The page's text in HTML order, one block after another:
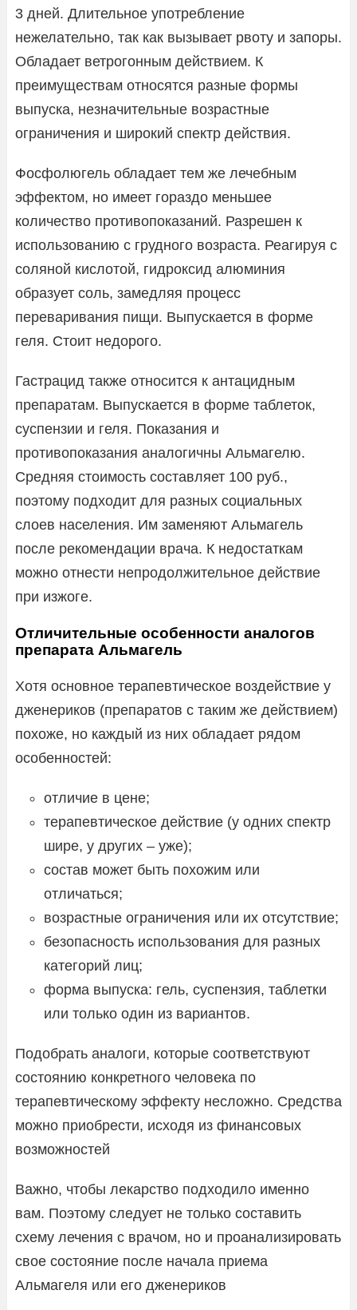
3 дней. Длительное употребление
нежелательно, так как вызывает рвоту и запоры.
Обладает ветрогонным действием. К
преимуществам относятся разные формы
выпуска, незначительные возрастные
ограничения и широкий спектр действия.
Фосфолюгель обладает тем же лечебным
эффектом, но имеет гораздо меньшее
количество противопоказаний. Разрешен к
использованию с грудного возраста. Реагируя с
соляной кислотой, гидроксид алюминия
образует соль, замедляя процесс
переваривания пищи. Выпускается в форме
геля. Стоит недорого.
Гастрацид также относится к антацидным
препаратам. Выпускается в форме таблеток,
суспензии и геля. Показания и
противопоказания аналогичны Альмагелю.
Средняя стоимость составляет 100 руб.,
поэтому подходит для разных социальных
слоев населения. Им заменяют Альмагель
после рекомендации врача. К недостаткам
можно отнести непродолжительное действие
при изжоге.
Отличительные особенности аналогов
препарата Альмагель
Хотя основное терапевтическое воздействие у
дженериков (препаратов с таким же действием)
похоже, но каждый из них обладает рядом
особенностей:
отличие в цене;
терапевтическое действие (у одних спектр
шире, у других – уже);
состав может быть похожим или
отличаться;
возрастные ограничения или их отсутствие;
безопасность использования для разных
категорий лиц;
форма выпуска: гель, суспензия, таблетки
или только один из вариантов.
Подобрать аналоги, которые соответствуют
состоянию конкретного человека по
терапевтическому эффекту несложно. Средства
можно приобрести, исходя из финансовых
возможностей
Важно, чтобы лекарство подходило именно
вам. Поэтому следует не только составить
схему лечения с врачом, но и проанализировать
свое состояние после начала приема
Альмагеля или его дженериков